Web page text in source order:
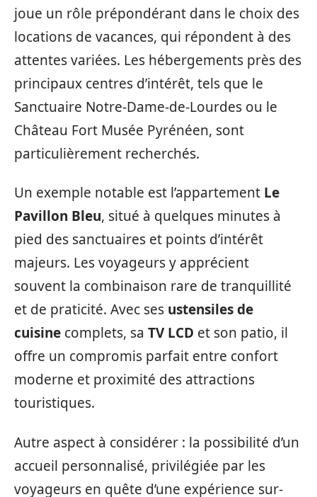
joue un rôle prépondérant dans le choix des
locations de vacances, qui répondent à des
attentes variées. Les hébergements près des
principaux centres d’intérêt, tels que le
Sanctuaire Notre-Dame-de-Lourdes ou le
Château Fort Musée Pyrénéen, sont
particulièrement recherchés.
Un exemple notable est l’appartement Le
Pavillon Bleu, situé à quelques minutes à
pied des sanctuaires et points d’intérêt
majeurs. Les voyageurs y apprécient
souvent la combinaison rare de tranquillité
et de praticité. Avec ses ustensiles de
cuisine complets, sa TV LCD et son patio, il
offre un compromis parfait entre confort
moderne et proximité des attractions
touristiques.
Autre aspect à considérer : la possibilité d’un
accueil personnalisé, privilégiée par les
voyageurs en quête d’une expérience sur-